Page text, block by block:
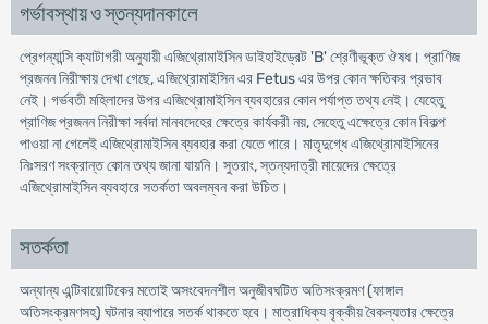
গর্ভাবস্থায় ও স্তন্যদানকালে
প্রেগন্যান্সি ক্যাটাগরী অনুযায়ী এজিথ্রোমাইসিন ডাইহাইড্রেট 'B' শ্রেণীভূক্ত ঔষধ। প্রাণিজ
প্রজনন নিরীক্ষায় দেখা গেছে, এজিথ্রোমাইসিন এর Fetus এর উপর কোন ক্ষতিকর প্রভাব
নেই। গর্ভবতী মহিলাদের উপর এজিথ্রোমাইসিন ব্যবহারের কোন পর্যাপ্ত তথ্য নেই। যেহেতু
প্রাণিজ প্রজনন নিরীক্ষা সর্বদা মানবদেহের ক্ষেত্রে কার্যকরী নয়, সেহেতু এক্ষেত্রে কোন বিকল্প
পাওয়া না গেলেই এজিথ্রোমাইসিন ব্যবহার করা যেতে পারে। মাতৃদুগ্ধে এজিথ্রোমাইসিনের
নিঃসরণ সংক্রান্ত কোন তথ্য জানা যায়নি। সুতরাং, স্তন্যদাত্রী মায়েদের ক্ষেত্রে
এজিথ্রোমাইসিন ব্যবহারে সতর্কতা অবলম্বন করা উচিত।
সতর্কতা
অন্যান্য এন্টিবায়োটিকের মতোই অসংবেদনশীল অনুজীবঘটিত অতিসংক্রমণ (ফাঙ্গাল
অতিসংক্রমণসহ) ঘটনার ব্যাপারে সতর্ক থাকতে হবে। মাত্রাধিক্য বৃক্কীয় বৈকল্যতার ক্ষেত্রে